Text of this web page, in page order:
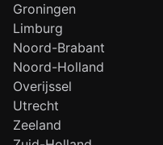
Groningen
Limburg
Noord-Brabant
Noord-Holland
Overijssel
Utrecht
Zeeland